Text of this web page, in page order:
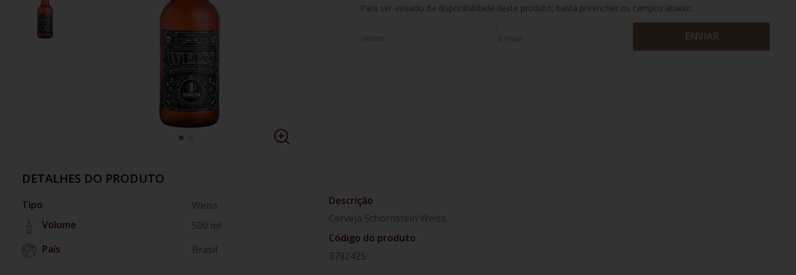
Para ser avisado da disponibilidade deste produto, basta preencher os campos abaixo:
ENVIAR
DETALHES DO PRODUTO
Tipo
Weiss
Volume
500 ml
País
Brasil
Cerveja Schornstein Weiss
Código do produto
3792425